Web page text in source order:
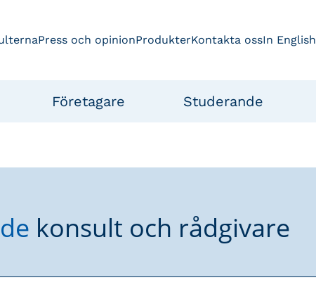
Press och opinionProdukterKontakta ossIn English
Företagare Studerande
konsult och rådgivare